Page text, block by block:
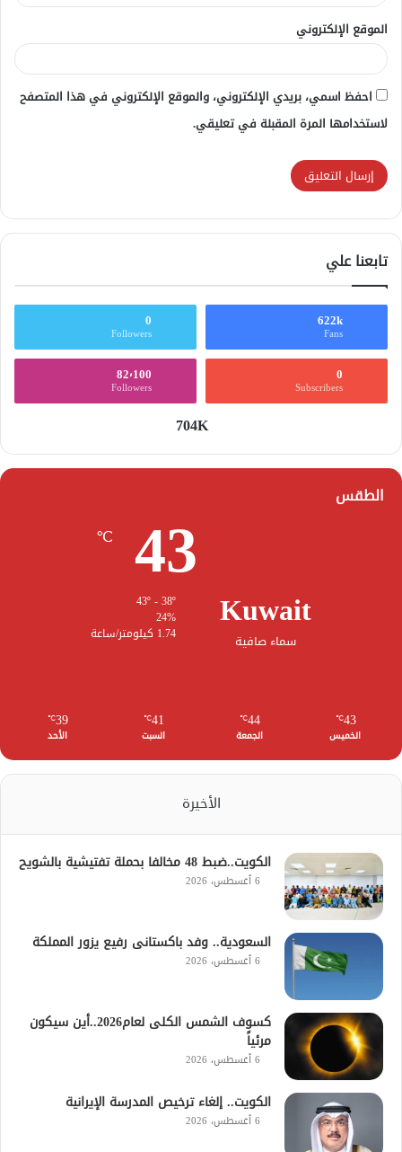
الموقع الإلكتروني
احفظ اسمي، بريدي الإلكتروني، والموقع الإلكتروني في هذا المتصفح
لاستخدامها المرة المقبلة في تعليقي.
تابعنا علي
622k
Fans
0
Followers
0
Subscribers
82٬100
Followers
704K
الطقس
Kuwait
سماء صافية
43
℃
24%
1.74 كيلومتر/ساعة
43
℃
الخميس
44
℃
الجمعة
41
℃
السبت
39
℃
الأحد
الأخيرة
الكويت..ضبط 48 مخالفا بحملة تفتيشية بالشويح
6 أغسطس، 2026
السعودية.. وفد باكستانى رفيع يزور المملكة
6 أغسطس، 2026
كسوف الشمس الكلى لعام2026..أين سيكون
مرئياً
6 أغسطس، 2026
الكويت.. إلغاء ترخيص المدرسة الإيرانية
6 أغسطس، 2026